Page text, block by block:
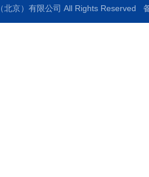
北京）有限公司 All Rights Reserved